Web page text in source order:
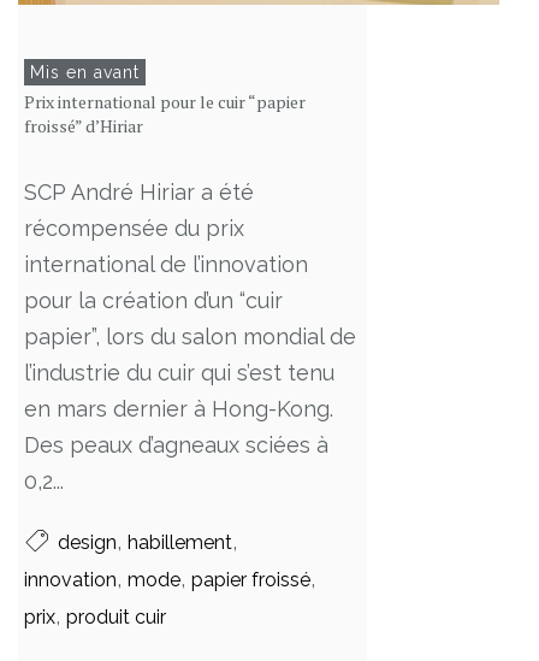
Mis en avant
Prix international pour le cuir “papier
froissé” d’Hiriar
SCP André Hiriar a été
récompensée du prix
international de l’innovation
pour la création d’un “cuir
papier”, lors du salon mondial de
l’industrie du cuir qui s’est tenu
en mars dernier à Hong-Kong.
Des peaux d’agneaux sciées à
0,2...
design, habillement,
innovation, mode, papier froissé,
prix, produit cuir